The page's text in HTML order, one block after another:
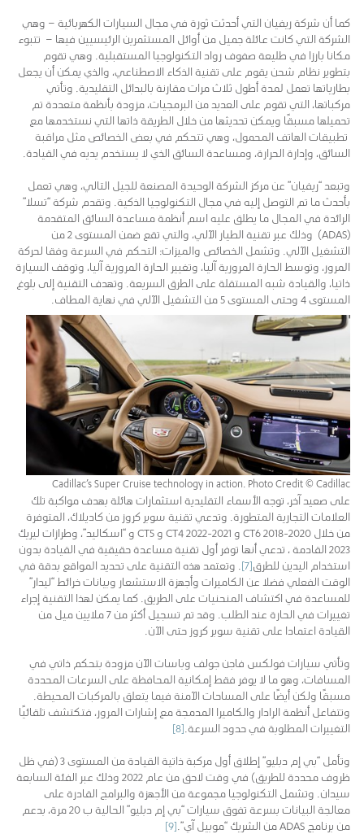
كما أن شركة ريفيان التي أحدثت ثورة في مجال السيارات الكهربائية – وهي
الشركة التي كانت عائلة جميل من أوائل المستثمرين الرئيسيين فيها – تتبوء
مكانا بارزا في طليعة صفوف رواد التكنولوجيا المستقبلية. وهي تقوم
بتطوير نظام شحن يقوم على تقنية الذكاء الاصطناعي، والذي يمكن أن يجعل
بطارياتها تعمل لمدة أطول ثلاث مرات مقارنة بالبدائل التقليدية. وتأتي
مركباتها، التي تقوم على العديد من البرمجيات، مزودة بأنظمة متعددة تم
تحميلها مسبقًا ويمكن تحديثها من خلال الطريقة ذاتها التي نستخدمها مع
تطبيقات الهاتف المحمول، وهي تتحكم في بعض الخصائص مثل مراقبة
السائق، وإدارة الحرارة، ومساعدة السائق الذي لا يستخدم يديه في القيادة.
وتبعد “ريفيان” عن مركز الشركة الوحيدة المصنعة للجيل التالي، وهي تعمل
بأحدث ما تم التوصل إليه في مجال التكنولوجيا الذكية. وتقدم شركة “تسلا”
الرائدة في المجال ما يطلق عليه اسم أنظمة مساعدة السائق المتقدمة
(ADAS) وذلك عبر تقنية الطيار الآلي، والتي تقع ضمن المستوى 2 من
التشغيل الآلي. وتشمل الخصائص والميزات: التحكم في السرعة وفقا لحركة
المرور، وتوسط الحارة المرورية آليا، وتغيير الحارة المرورية آليا، وتوقف السيارة
ذاتيا، والقيادة شبه المستقلة على الطرق السريعة. وتهدف التقنية إلى بلوغ
المستوى 4 وحتى المستوى 5 من التشغيل الآلي في نهاية المطاف.
Cadillac’s Super Cruise technology in action. Photo Credit © Cadillac
على صعيد آخر، توجه الأسماء التقليدية استثمارات هائلة بهدف مواكبة تلك
العلامات التجارية المتطورة. وتدعي تقنية سوبر كروز من كاديلاك، المتوفرة
من خلال CT6 2018-2020 و 2021-2022 CT4 و CT5 و “اسكاليد”، وطرازات ليريك
2023 القادمة ، تدعي أنها توفر أول تقنية مساعدة حقيقية في القيادة بدون
استخدام اليدين للطرق[7]
. وتعتمد هذه التقنية على تحديد المواقع بدقة في
الوقت الفعلي فضلا عن الكاميرات وأجهزة الاستشعار وبيانات خرائط “ليدار”
للمساعدة في اكتشاف المنحنيات على الطريق. كما يمكن لهذا التقنية إجراء
تغييرات في الحارة عند الطلب. وقد تم تسجيل أكثر من 7 ملايين ميل من
القيادة اعتمادا على تقنية سوبر كروز حتى الآن.
وتأتي سيارات فولكس فاجن جولف وباسات الآن مزودة بتحكم ذاتي في
المسافات، وهو ما لا يوفر فقط إمكانية المحافظة على السرعات المحددة
مسبقًا ولكن أيضًا على المساحات الآمنة فيما يتعلق بالمركبات المحيطة.
وتتفاعل أنظمة الرادار والكاميرا المدمجة مع إشارات المرور، فتكتشف تلقائيًا
التغييرات المطلوبة في حدود السرعة. [8]
وتأمل “بي إم دبليو” إطلاق أول مركبة ذاتية القيادة من المستوى 3 (في ظل
ظروف محددة للطريق) في وقت لاحق من عام 2022 وذلك عبر الفئة السابعة
سيدان. وتشمل التكنولوجيا مجموعة من الأجهزة والبرامج القادرة على
معالجة البيانات بسرعة تفوق سيارات “بي إم دبليو” الحالية ب 20 مرة، بدعم
من برنامج ADAS من الشريك “موبيل آي”.
[9]